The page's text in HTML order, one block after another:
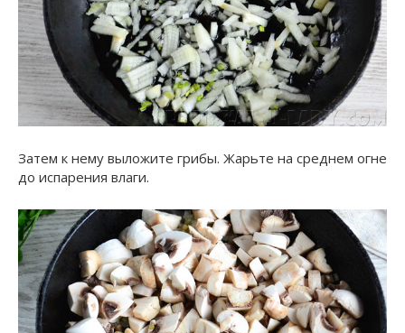
Затем к нему выложите грибы. Жарьте на среднем огне
до испарения влаги.